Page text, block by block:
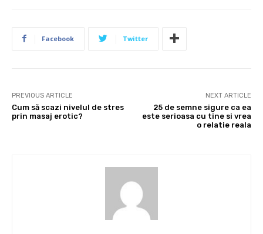
Facebook Twitter
PREVIOUS ARTICLE
Cum să scazi nivelul de stres
prin masaj erotic?
NEXT ARTICLE
25 de semne sigure ca ea
este serioasa cu tine si vrea
o relatie reala